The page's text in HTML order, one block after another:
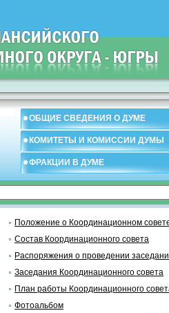
ОБЩИЕ СВЕДЕНИЯ О ДУМЕ
КОМИТЕТЫ И КОМИССИИ ДУМЫ
ФРАКЦИИ В ДУМЕ
Положение о Координационном
Состав Координационного совета
Распоряжения о проведении
Заседания Координационного cовета
План работы Координационного
Фотоальбом